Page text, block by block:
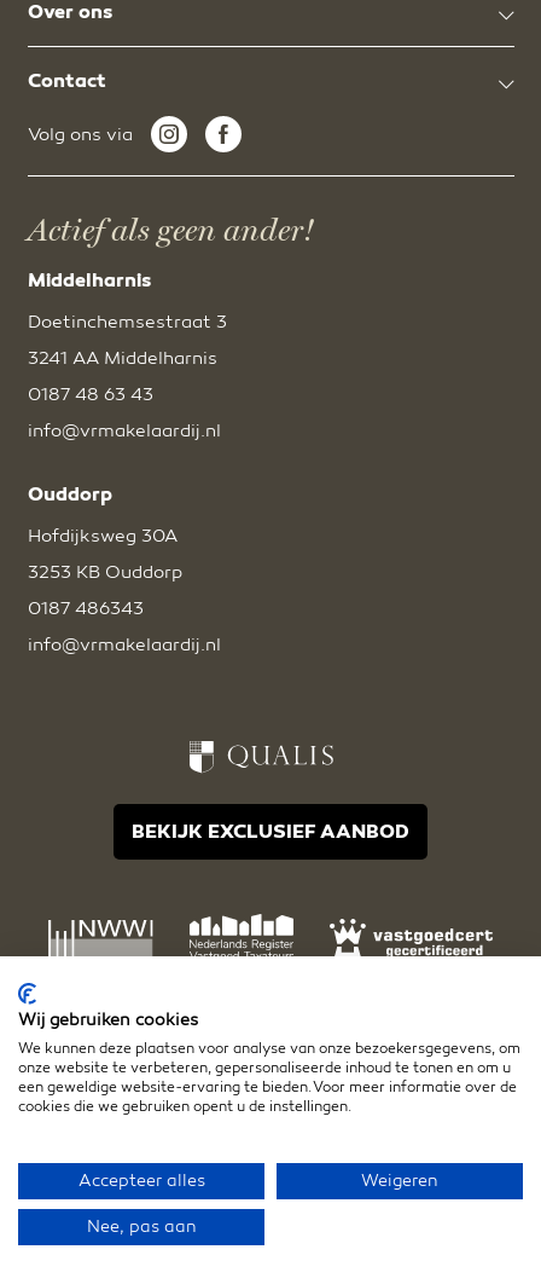
Over ons
Contact
Volg ons via
Actief als geen ander!
Middelharnis
Doetinchemsestraat 3
3241 AA Middelharnis
0187 48 63 43
info@vrmakelaardij.nl
Ouddorp
Hofdijksweg 30A
3253 KB Ouddorp
0187 486343
info@vrmakelaardij.nl
BEKIJK EXCLUSIEF AANBOD
Wij gebruiken cookies
We kunnen deze plaatsen voor analyse van onze bezoekersgegevens, om
onze website te verbeteren, gepersonaliseerde inhoud te tonen en om u
een geweldige website-ervaring te bieden. Voor meer informatie over de
cookies die we gebruiken opent u de instellingen.
Accepteer alles Weigeren
Nee, pas aan